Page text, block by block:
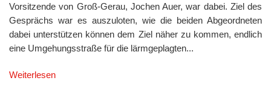
Vorsitzende von Groß-Gerau, Jochen Auer, war dabei. Ziel des
Gesprächs war es auszuloten, wie die beiden Abgeordneten
dabei unterstützen können dem Ziel näher zu kommen, endlich
eine Umgehungsstraße für die lärmgeplagten...
Weiterlesen